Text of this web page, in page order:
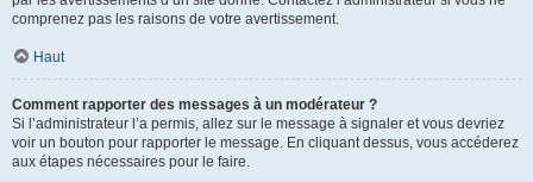
comprenez pas les raisons de votre avertissement.
Haut
Comment rapporter des messages à un modérateur ?
Si l’administrateur l’a permis, allez sur le message à signaler et vous devriez
voir un bouton pour rapporter le message. En cliquant dessus, vous accéderez
aux étapes nécessaires pour le faire.